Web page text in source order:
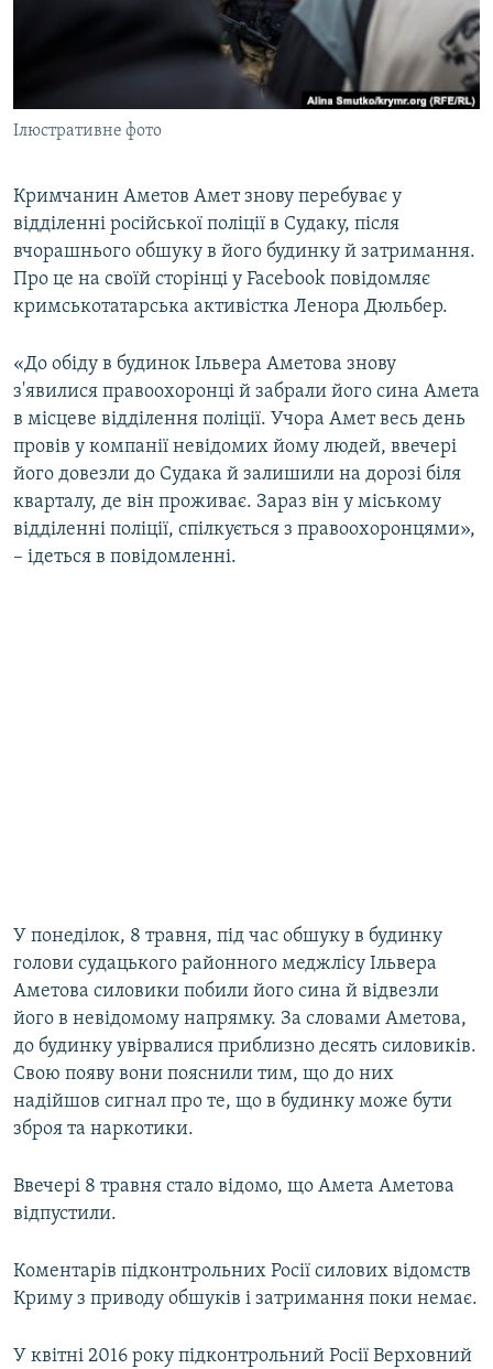
СВІДЧЕННЯ ОКУПАЦІЇ
ІНФОГРАФІКА
ДОЛУЧАЙСЯ!
Усі сайти RFE/RL
Ілюстративне фото
Кримчанин Аметов Амет знову перебуває у
відділенні російської поліції в Судаку, після
вчорашнього обшуку в його будинку й затримання.
Про це на своїй сторінці у Facebook повідомляє
кримськотатарська активістка Ленора Дюльбер.
«До обіду в будинок Ільвера Аметова знову
з'явилися правоохоронці й забрали його сина Амета
в місцеве відділення поліції. Учора Амет весь день
провів у компанії невідомих йому людей, ввечері
його довезли до Судака й залишили на дорозі біля
кварталу, де він проживає. Зараз він у міському
відділенні поліції, спілкується з правоохоронцями»,
– ідеться в повідомленні.
У понеділок, 8 травня, під час обшуку в будинку
голови судацького районного меджлісу Ільвера
Аметова силовики побили його сина й відвезли
його в невідомому напрямку. За словами Аметова,
до будинку увірвалися приблизно десять силовиків.
Свою появу вони пояснили тим, що до них
надійшов сигнал про те, що в будинку може бути
зброя та наркотики.
Ввечері 8 травня стало відомо, що Амета Аметова
відпустили.
Коментарів підконтрольних Росії силових відомств
Криму з приводу обшуків і затримання поки немає.
У квітні 2016 року підконтрольний Росії Верховний